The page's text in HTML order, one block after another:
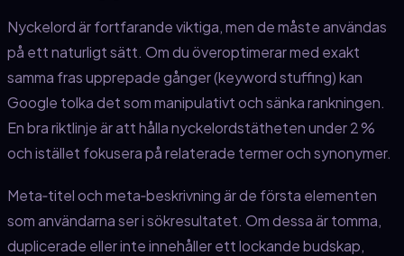
Nyckelord är fortfarande viktiga, men de måste användas
på ett naturligt sätt. Om du överoptimerar med exakt
samma fras upprepade gånger (keyword stuffing) kan
Google tolka det som manipulativt och sänka rankningen.
En bra riktlinje är att hålla nyckelordstätheten under 2 %
och istället fokusera på relaterade termer och synonymer.
Meta‑titel och meta‑beskrivning är de första elementen
som användarna ser i sökresultatet. Om dessa är tomma,
duplicerade eller inte innehåller ett lockande budskap,